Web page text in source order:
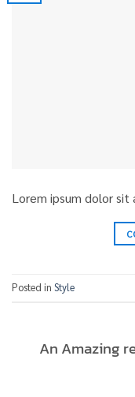
Lorem ipsum dolor
Posted in Style
An Amazing